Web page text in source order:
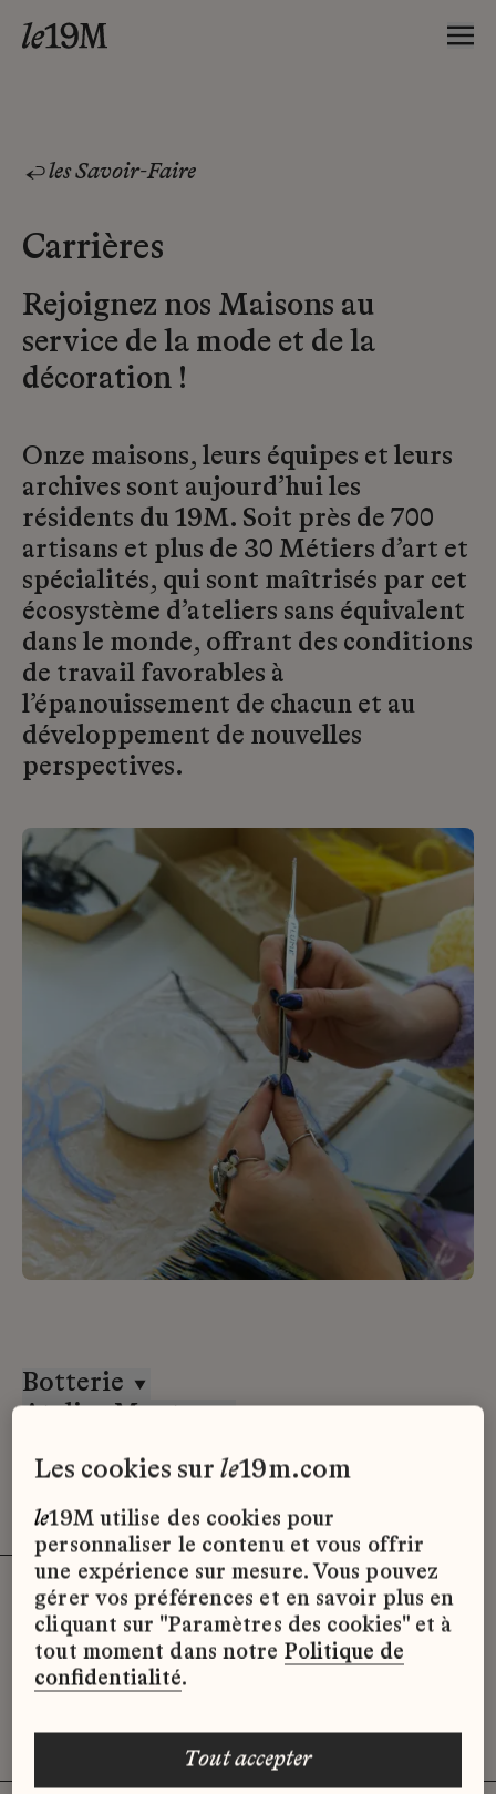
les Savoir-Faire
Carrières
Rejoignez nos Maisons au
service de la mode et de la
décoration !
Onze maisons, leurs équipes et leurs
archives sont aujourd’hui les
résidents du 19M. Soit près de 700
artisans et plus de 30 Métiers d’art et
spécialités, qui sont maîtrisés par cet
écosystème d’ateliers sans équivalent
dans le monde, offrant des conditions
de travail favorables à
l’épanouissement de chacun et au
développement de nouvelles
perspectives.
Botterie
Atelier Montex
Désolé, il semble qu’il n’y ait pas
d’offres d’emploi disponibles pour le
moment.
les cookies surle19m.com
le19M utilise des cookies pour
personnaliser le contenu et vous offrir
une expérience sur mesure. Vous pouvez
gérer vos préférences et en savoir plus en
cliquant sur "Paramètres des cookies" et à
tout moment dans notre Politique de
confidentialité.
tout accepter